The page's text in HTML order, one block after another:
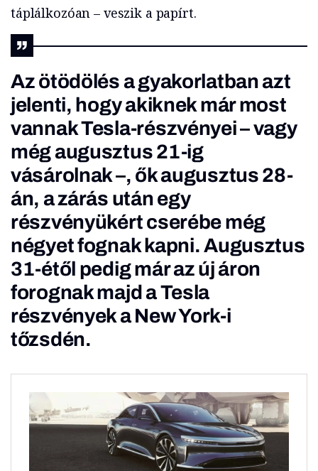
táplálkozóan – veszik a papírt.
Az ötödölés a gyakorlatban azt
jelenti, hogy akiknek már most
vannak Tesla-részvényei – vagy
még augusztus 21-ig
vásárolnak –, ők augusztus 28-
án, a zárás után egy
részvényükért cserébe még
négyet fognak kapni. Augusztus
31-étől pedig már az új áron
forognak majd a Tesla
részvények a New York-i
tőzsdén.